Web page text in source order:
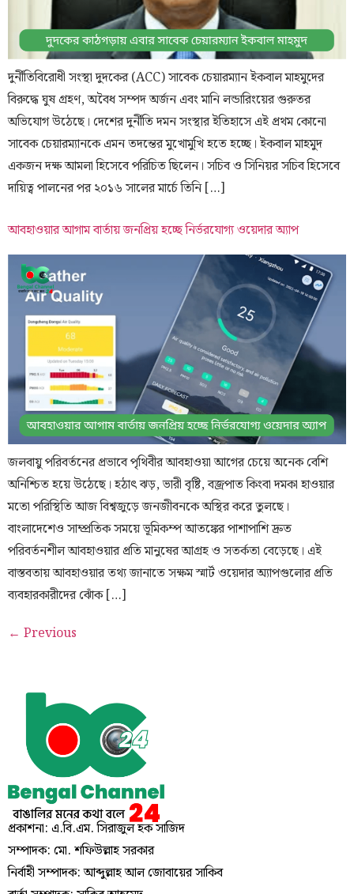
দুর্নীতিবিরোধী সংস্থা দুদকের (ACC) সাবেক চেয়ারম্যান ইকবাল মাহমুদের
বিরুদ্ধে ঘুষ গ্রহণ, অবৈধ সম্পদ অর্জন এবং মানি লন্ডারিংয়ের গুরুতর
অভিযোগ উঠেছে। দেশের দুর্নীতি দমন সংস্থার ইতিহাসে এই প্রথম কোনো
সাবেক চেয়ারম্যানকে এমন তদন্তের মুখোমুখি হতে হচ্ছে। ইকবাল মাহমুদ
একজন দক্ষ আমলা হিসেবে পরিচিত ছিলেন। সচিব ও সিনিয়র সচিব হিসেবে
দায়িত্ব পালনের পর ২০১৬ সালের মার্চে তিনি […]
আবহাওয়ার আগাম বার্তায় জনপ্রিয় হচ্ছে নির্ভরযোগ্য ওয়েদার অ্যাপ
জলবায়ু পরিবর্তনের প্রভাবে পৃথিবীর আবহাওয়া আগের চেয়ে অনেক বেশি
অনিশ্চিত হয়ে উঠেছে। হঠাৎ ঝড়, ভারী বৃষ্টি, বজ্রপাত কিংবা দমকা হাওয়ার
মতো পরিস্থিতি আজ বিশ্বজুড়ে জনজীবনকে অস্থির করে তুলছে।
বাংলাদেশেও সাম্প্রতিক সময়ে ভূমিকম্প আতঙ্কের পাশাপাশি দ্রুত
পরিবর্তনশীল আবহাওয়ার প্রতি মানুষের আগ্রহ ও সতর্কতা বেড়েছে। এই
বাস্তবতায় আবহাওয়ার তথ্য জানাতে সক্ষম স্মার্ট ওয়েদার অ্যাপগুলোর প্রতি
ব্যবহারকারীদের ঝোঁক […]
← Previous
প্রকাশনা: এ.বি.এম. সিরাজুল হক সাজিদ
সম্পাদক: মো. শফিউল্লাহ সরকার
নির্বাহী সম্পাদক: আব্দুল্লাহ আল জোবায়ের সাকিব